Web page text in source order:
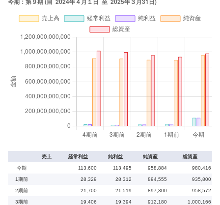
売上 経常利益 純利益 純資産 総資産
今期 113,600 113,495 958,884 980,416
1期前 28,329 28,312 894,555 935,800
2期前 21,700 21,519 897,300 958,572
3期前 19,406 19,394 912,180 1,000,166